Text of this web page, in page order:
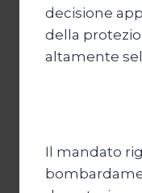
decisione
della
altamente
Il mandato